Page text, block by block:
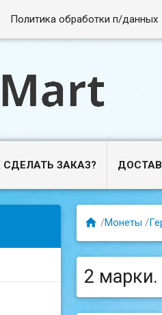
Политика обработки п/данных
СДЕЛАТЬ ЗАКАЗ?
 /Монеты /
2 марки.